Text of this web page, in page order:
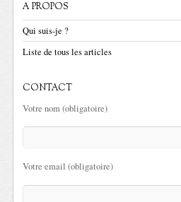
A PROPOS
Qui suis-je ?
Liste de tous les articles
CONTACT
Votre nom (obligatoire)
Votre email (obligatoire)